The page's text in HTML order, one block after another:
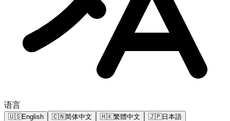
语言
🇺🇸English 🇨🇳简体中文 🇭🇰繁體中文 🇯🇵日本語